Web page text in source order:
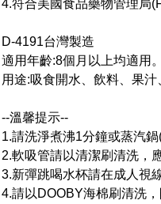
4.符合美國食品藥物管理局
D-4191台灣製造
適用年齡:8個月以上均適用。
用途:吸食開水、飲料、果汁
--溫馨提示--
1.請洗淨煮沸1分鐘或蒸汽
2.軟吸管請以清潔刷清洗，
3.新彈跳喝水杯請在成人視
4.請以DOOBY海棉刷清洗，